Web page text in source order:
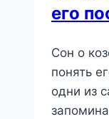
его
Сон о
понять
одни из